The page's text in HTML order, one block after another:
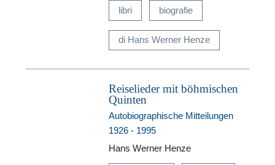
libri biografie
di Hans Werner Henze
Reiselieder mit böhmischen
Quinten
Autobiographische Mitteilungen
1926 - 1995
Hans Werner Henze